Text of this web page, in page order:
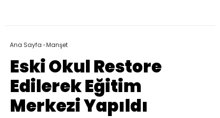
Ana Sayfa ›Manşet
Eski Okul Restore
Edilerek Eğitim
Merkezi Yapıldı